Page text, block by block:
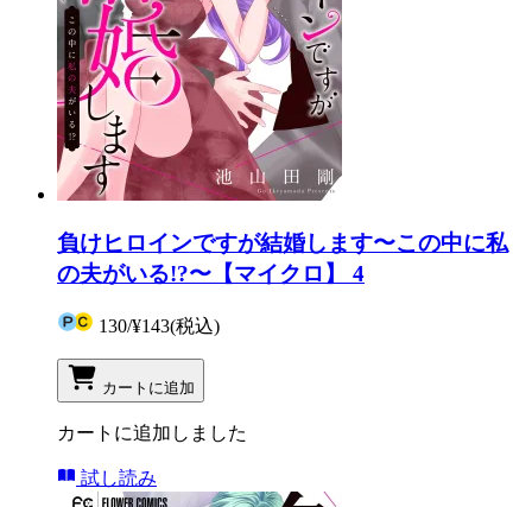
負けヒロインですが結婚します〜この中に私
の夫がいる!?〜【マイクロ】 4
130/¥143(税込)
カートに追加
カートに追加しました
試し読み